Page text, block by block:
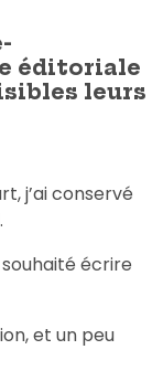
éditoriale
leurs
j’ai conservé
souhaité écrire
et un peu